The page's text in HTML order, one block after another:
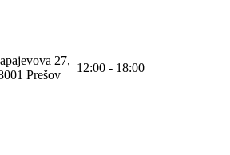
27,
Prešov
12:00 - 18:00